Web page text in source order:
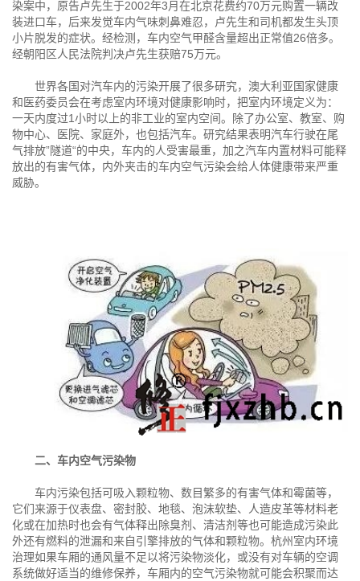
染案中，原告卢先生于2002年3月在北京花费约70万元购置一辆改
装进口车，后来发觉车内气味刺鼻难忍，卢先生和司机都发生头顶
小片脱发的症状。经检测，车内空气甲醛含量超出正常值26倍多。
经朝阳区人民法院判决卢先生获赔75万元。
世界各国对汽车内的污染开展了很多研究，澳大利亚国家健康
和医药委员会在考虑室内环境对健康影响时，把室内环境定义为：
一天内度过1小时以上的非工业的室内空间。除了办公室、教室、购
物中心、医院、家庭外，也包括汽车。研究结果表明汽车行驶在尾
气排放”隧道“的中央，车内的人受害最重，加之汽车内置材料可能释
放出的有害气体，内外夹击的车内空气污染会给人体健康带来严重
威胁。
二、车内空气污染物
车内污染包括可吸入颗粒物、数目繁多的有害气体和霉菌等，
它们来源于仪表盘、密封胶、地毯、泡沫软垫、人造皮革等材料老
化或在加热时也会有气体释出除臭剂、清洁剂等也可能造成污染此
外还有燃料的泄漏和来自引擎排放的气体和颗粒物。杭州室内环境
治理如果车厢的通风量不足以将污染物淡化，或没有对车辆的空调
系统做好适当的维修保养，车厢内的空气污染物就可能会积聚而达